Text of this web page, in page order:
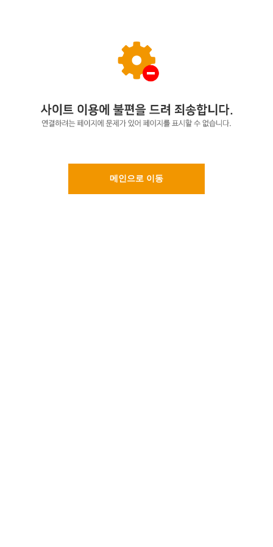
메인으로 이동